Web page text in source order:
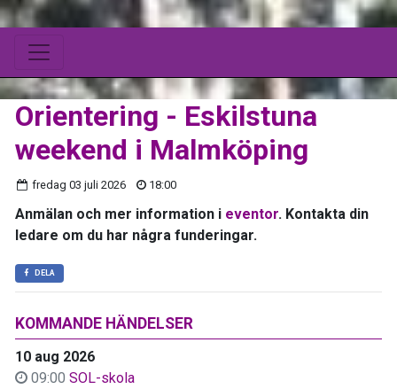
KOMMANDE HÄNDELSER
10 aug 2026
09:00 SOL-skola
Orientering - Eskilstuna
weekend i Malmköping
fredag 03 juli 2026 18:00
Anmälan och mer information i eventor. Kontakta din
ledare om du har några funderingar.
DELA